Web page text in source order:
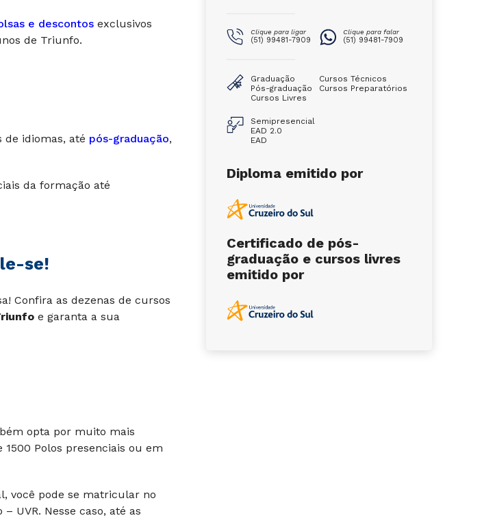
e descontos exclusivos
de Triunfo.
de idiomas, até pós-graduação,
da formação até
se!
Confira as dezenas de cursos
e garanta a sua
opta por muito mais
Polos presenciais ou em
você pode se matricular no
UVR. Nesse caso, até as
Clique para ligar
(51) 99481-7909
Clique para falar
(51) 99481-7909
Graduação
Pós-graduação
Cursos Livres
Cursos Técnicos
Cursos Preparatórios
Semipresencial
EAD 2.0
EAD
Diploma emitido por
Certificado de pós-
graduação e cursos livres
emitido por